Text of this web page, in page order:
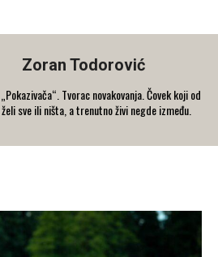
Zoran Todorović
Tvorac novakovanja. Čovek koji od
sve ili ništa, a trenutno živi negde između.